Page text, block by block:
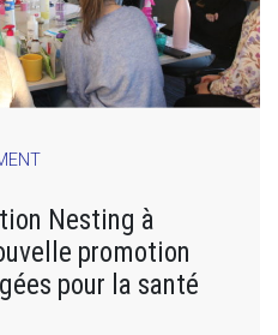
Nesting à
promotion
pour la santé